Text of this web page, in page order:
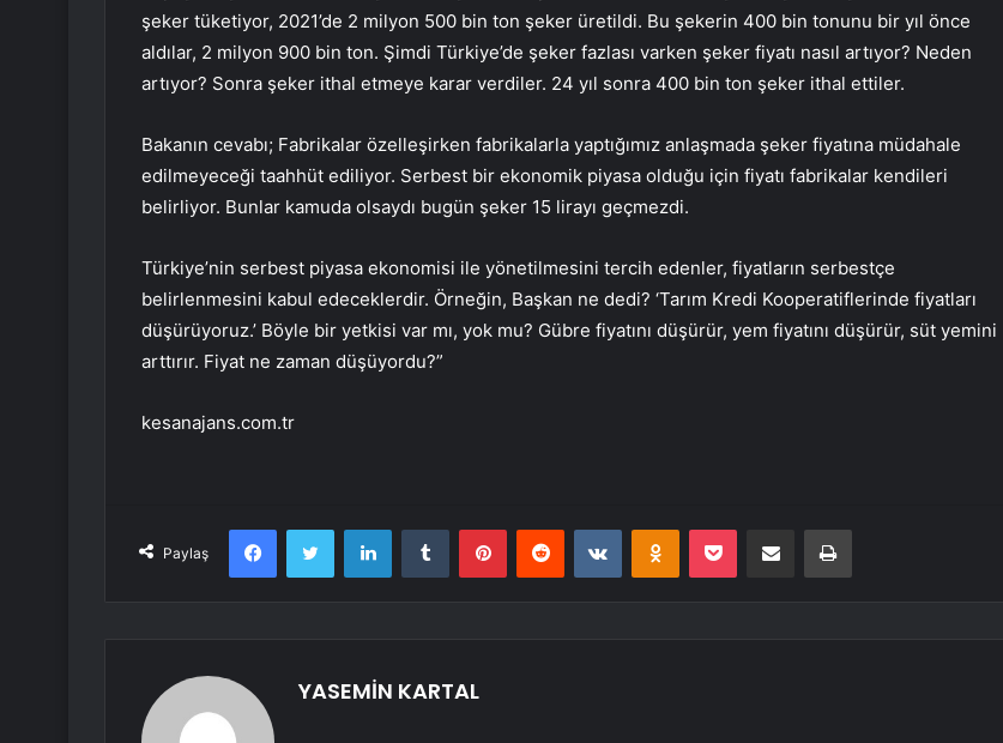
şeker tüketiyor, 2021’de 2 milyon 500 bin ton şeker üretildi. Bu şekerin 400 bin tonunu bir yıl önce
aldılar, 2 milyon 900 bin ton. Şimdi Türkiye’de şeker fazlası varken şeker fiyatı nasıl artıyor? Neden
artıyor? Sonra şeker ithal etmeye karar verdiler. 24 yıl sonra 400 bin ton şeker ithal ettiler.
Bakanın cevabı; Fabrikalar özelleşirken fabrikalarla yaptığımız anlaşmada şeker fiyatına müdahale
edilmeyeceği taahhüt ediliyor. Serbest bir ekonomik piyasa olduğu için fiyatı fabrikalar kendileri
belirliyor. Bunlar kamuda olsaydı bugün şeker 15 lirayı geçmezdi.
Türkiye’nin serbest piyasa ekonomisi ile yönetilmesini tercih edenler, fiyatların serbestçe
belirlenmesini kabul edeceklerdir. Örneğin, Başkan ne dedi? ‘Tarım Kredi Kooperatiflerinde fiyatları
düşürüyoruz.’ Böyle bir yetkisi var mı, yok mu? Gübre fiyatını düşürür, yem fiyatını düşürür, süt yemini
arttırır. Fiyat ne zaman düşüyordu?”
kesanajans.com.tr
Paylaş
FacebookTwitter LinkedInTumblr PinterestReddit VKontakteOdnoklassniki
Pocket E-Posta ile paylaş Yazdır
YASEMİN KARTAL